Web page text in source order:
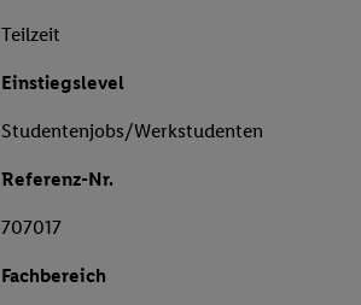
Teilzeit
Einstiegslevel
Studentenjobs/Werkstudenten
Referenz-Nr.
707017
Fachbereich